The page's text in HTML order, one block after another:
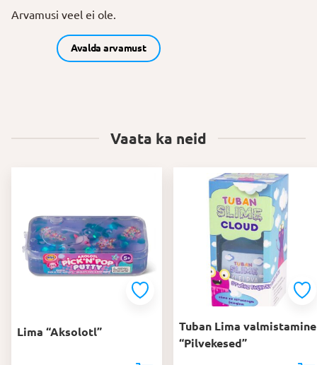
Arvamusi veel ei ole.
Avalda arvamust
Vaata ka neid
Lima “Aksolotl”
Tuban Lima valmistamine
“Pilvekesed”